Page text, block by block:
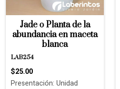
Jade o Planta de la
abundancia en maceta
blanca
LAB254
$25.00
Presentación: Unidad